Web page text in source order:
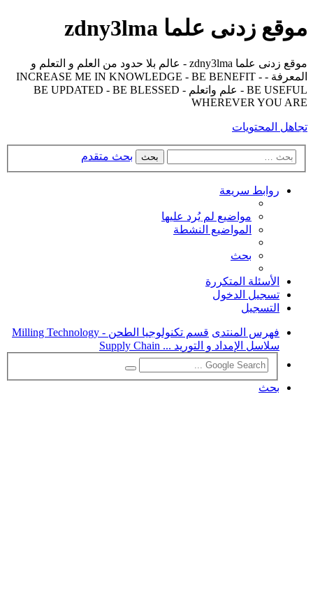
موقع زدنى علما zdny3lma
موقع زدنى علما zdny3lma - عالم بلا حدود من العلم و التعلم و
المعرفة - INCREASE ME IN KNOWLEDGE - BE BENEFIT -
BE USEFUL - علم واتعلم - BE UPDATED - BE BLESSED
WHEREVER YOU ARE
تجاهل المحتويات
بحث بحث متقدم
روابط سريعة
مواضيع لم يُرد عليها
المواضيع النشطة
بحث
الأسئلة المتكررة
تسجيل الدخول
التسجيل
فهرس المنتدى قسم تكنولوجيا الطحن - Milling Technology
سلاسل الإمداد و التوريد ... Supply Chain
بحث